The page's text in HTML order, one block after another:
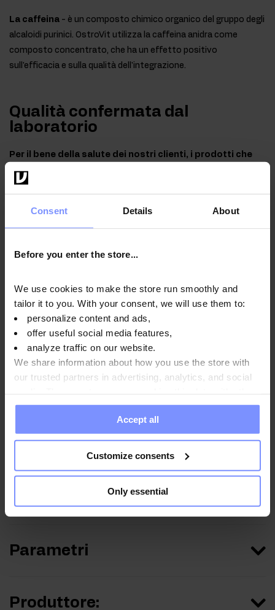
Consent Details About
Before you enter the store...
We use cookies to make the store run smoothly and
tailor it to you. With your consent, we will use them to:
personalize content and ads,
offer useful social media features,
analyze traffic on our website.
We share information about how you use the store with
our trusted partners in advertising, analytics, and social
information you have provided to them or that they have
collected when you use their services. Do you agree?
Accept all
Customize consents
Only essential
La caffeina - è un composto chimico organico del gruppo degli
alcaloidi purinici. OstroVit utilizza la caffeina anidra come
composto concentrato, che ha un effetto positivo
sull'efficacia e sulla qualità dell'integrazione.
Qualità confermata dal
laboratorio
Per il bene della salute dei nostri clienti, i prodotti che
produciamo sono regolarmente testati in un laboratorio
indipendente accreditato per garantire e mantenere la
OstroVit Pre-Workout Shot - Analisi microbiologica
OstroVit Pre-Workout Shot - Analisi del contenuto di
metalli pesanti 19.05.2025
OstroVit Pre-Workout Shot - Analisi microbiologica
23.01.2025
OstroVit Pre-Workout Shot - Analisi del contenuto di
metalli pesanti 17.01.2025
Istruzioni per l'uso
Informazioni nutrizionali
Parametri
Produttore: